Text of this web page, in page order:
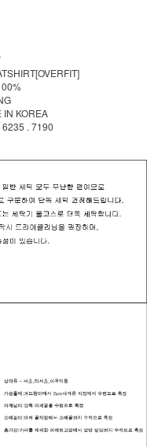
IN KOREA
6235 . 7190